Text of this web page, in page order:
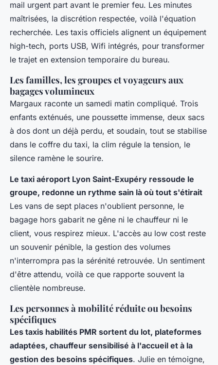
mail urgent part avant le premier feu. Les minutes
maîtrisées, la discrétion respectée, voilà l'équation
recherchée. Les taxis officiels alignent un équipement
high-tech, ports USB, Wifi intégrés, pour transformer
le trajet en extension temporaire du bureau.
Les familles, les groupes et voyageurs aux
bagages volumineux
Margaux raconte un samedi matin compliqué. Trois
enfants exténués, une poussette immense, deux sacs
à dos dont un déjà perdu, et soudain, tout se stabilise
dans le coffre du taxi, la clim régule la tension, le
silence ramène le sourire.
Le taxi aéroport Lyon Saint-Exupéry ressoude le
groupe, redonne un rythme sain là où tout s'étirait
Les vans de sept places n'oublient personne, le
bagage hors gabarit ne gêne ni le chauffeur ni le
client, vous respirez mieux. L'accès au low cost reste
un souvenir pénible, la gestion des volumes
n'interrompra pas la sérénité retrouvée. Un sentiment
d'être attendu, voilà ce que rapporte souvent la
clientèle nombreuse.
Les personnes à mobilité réduite ou besoins
spécifiques
Les taxis habilités PMR sortent du lot, plateformes
adaptées, chauffeur sensibilisé à l'accueil et à la
gestion des besoins spécifiques. Julie en témoigne,